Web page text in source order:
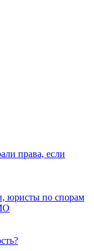
права, если
юристы по спорам